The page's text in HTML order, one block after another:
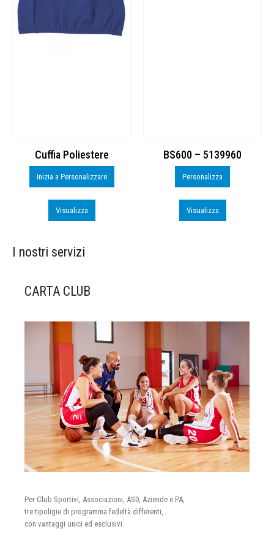
Cuffia Poliestere
Inizia a Personalizzare
Visualizza
BS600 – 5139960
Personalizza
Visualizza
I nostri servizi
CARTA CLUB
Per Club Sportivi, Associazioni, ASD, Aziende e PA,
tre tipoligie di programma fedeltà differenti,
con vantaggi unici ed esclusivi.